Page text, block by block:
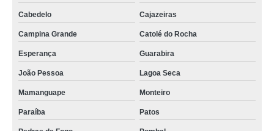
Cabedelo Cajazeiras
Campina Grande Catolé do Rocha
Esperança Guarabira
João Pessoa Lagoa Seca
Mamanguape Monteiro
Paraíba Patos